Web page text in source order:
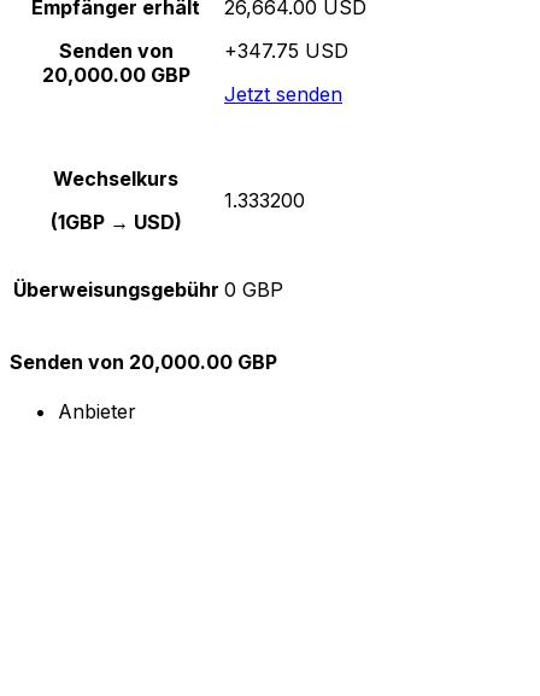
Empfänger erhält
Senden von
20,000.00 GBP
26,664.00 USD
+347.75 USD
Jetzt senden
Wechselkurs
(1GBP → USD)
1.333200
Überweisungsgebühr 0 GBP
Senden von 20,000.00 GBP
Anbieter